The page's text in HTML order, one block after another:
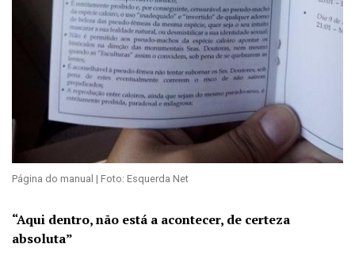
Página do manual | Foto: Esquerda Net
“Aqui dentro, não está a acontecer, de certeza
absoluta”